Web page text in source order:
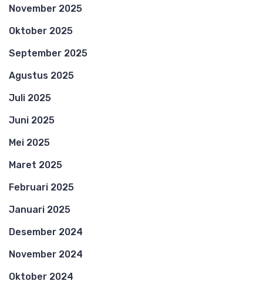
November 2025
Oktober 2025
September 2025
Agustus 2025
Juli 2025
Juni 2025
Mei 2025
Maret 2025
Februari 2025
Januari 2025
Desember 2024
November 2024
Oktober 2024